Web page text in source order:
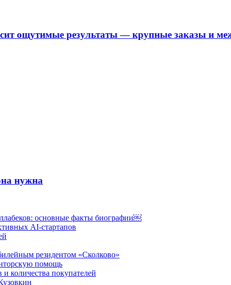
ощутимые результаты — крупные заказы и
нужна
основные факты биографии￼
AI-стартапов
резидентом «Сколково»
помощь
количества покупателей